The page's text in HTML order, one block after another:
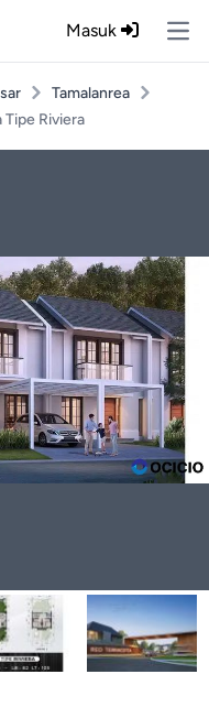
Masuk
Tamalanrea
Tipe Riviera